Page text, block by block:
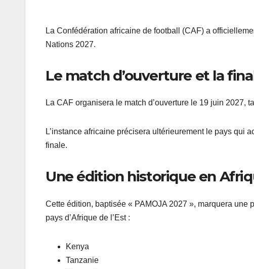
La Confédération africaine de football (CAF) a
Nations 2027.
Le match d’ouverture et la
La CAF organisera le match d’ouverture le 19 juin 2027,
L’instance africaine précisera ultérieurement le pays qui
finale.
Une édition historique en
Cette édition, baptisée « PAMOJA 2027 », marquera
pays d’Afrique de l’Est :
Kenya
Tanzanie